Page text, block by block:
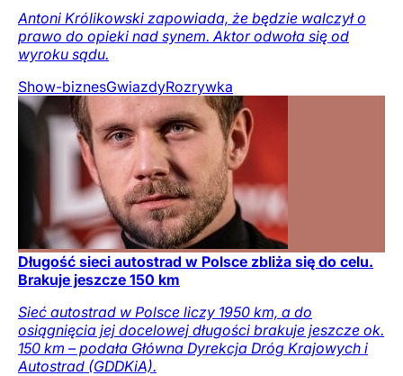
Antoni Królikowski zapowiada, że będzie walczył o
prawo do opieki nad synem. Aktor odwoła się od
wyroku sądu.
Show-biznesGwiazdyRozrywka
Długość sieci autostrad w Polsce zbliża się do celu.
Brakuje jeszcze 150 km
Sieć autostrad w Polsce liczy 1950 km, a do
osiągnięcia jej docelowej długości brakuje jeszcze ok.
150 km – podała Główna Dyrekcja Dróg Krajowych i
Autostrad (GDDKiA).